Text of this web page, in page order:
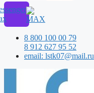
8 800 100 00 79
8 912 627 95 52
email: lstk07@mail.ru